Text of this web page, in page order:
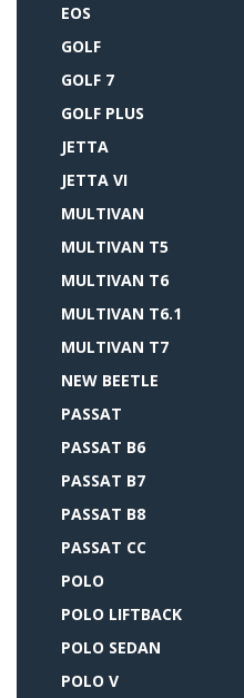
EOS
GOLF
GOLF 7
GOLF PLUS
JETTA
JETTA VI
MULTIVAN
MULTIVAN T5
MULTIVAN T6
MULTIVAN T6.1
MULTIVAN T7
NEW BEETLE
PASSAT
PASSAT B6
PASSAT B7
PASSAT B8
PASSAT CC
POLO
POLO LIFTBACK
POLO SEDAN
POLO V